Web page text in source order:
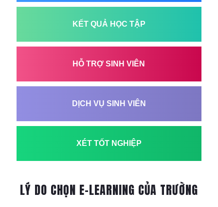
KẾT QUẢ HỌC TẬP
HỖ TRỢ SINH VIÊN
DỊCH VỤ SINH VIÊN
XÉT TỐT NGHIỆP
LÝ DO CHỌN E-LEARNING CỦA TRƯỜNG